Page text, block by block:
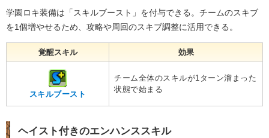
学園ロキ装備は「スキルブースト」を付与できる。チームのスキブ
を1個増やせるため、攻略や周回のスキブ調整に活用できる。
覚醒スキル 効果
スキルブースト
チーム全体のスキルが1ターン溜まった
状態で始まる
ヘイスト付きのエンハンススキル